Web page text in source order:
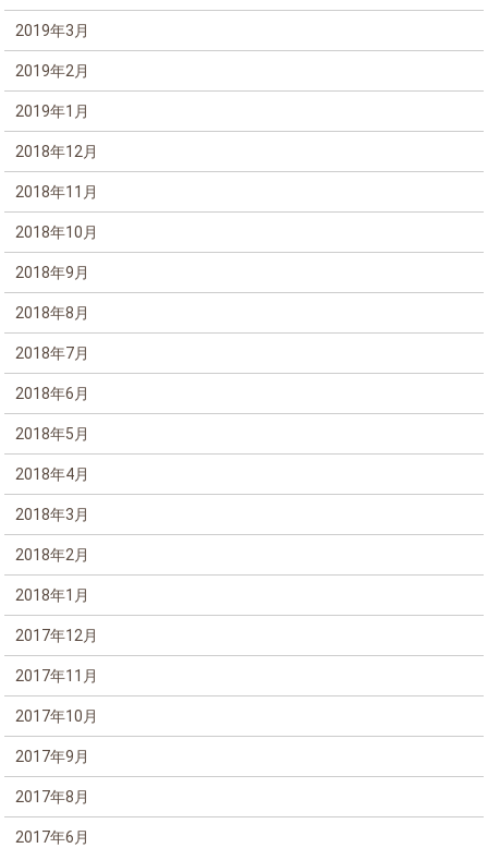
2019年3月
2019年2月
2019年1月
2018年12月
2018年11月
2018年10月
2018年9月
2018年8月
2018年7月
2018年6月
2018年5月
2018年4月
2018年3月
2018年2月
2018年1月
2017年12月
2017年11月
2017年10月
2017年9月
2017年8月
2017年6月